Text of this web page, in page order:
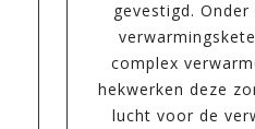
gevestigd.
complex
hekwerken deze
lucht voor de